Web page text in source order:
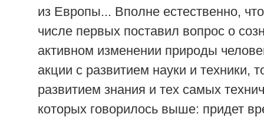
из Европы... Вполне естественно,
числе первых поставил вопрос о
активном изменении природы
акции с развитием науки и техники,
развитием знания и тех самых
которых говорилось выше: придет